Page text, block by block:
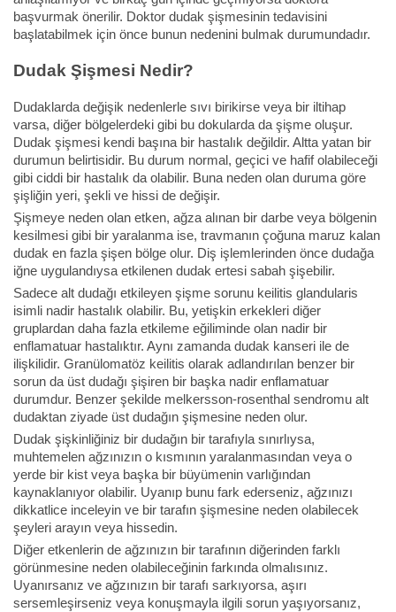
başvurmak önerilir. Doktor dudak şişmesinin tedavisini
başlatabilmek için önce bunun nedenini bulmak durumundadır.
Dudak Şişmesi Nedir?
Dudaklarda değişik nedenlerle sıvı birikirse veya bir iltihap
varsa, diğer bölgelerdeki gibi bu dokularda da şişme oluşur.
Dudak şişmesi kendi başına bir hastalık değildir. Altta yatan bir
durumun belirtisidir. Bu durum normal, geçici ve hafif olabileceği
gibi ciddi bir hastalık da olabilir. Buna neden olan duruma göre
şişliğin yeri, şekli ve hissi de değişir.
Şişmeye neden olan etken, ağza alınan bir darbe veya bölgenin
kesilmesi gibi bir yaralanma ise, travmanın çoğuna maruz kalan
dudak en fazla şişen bölge olur. Diş işlemlerinden önce dudağa
iğne uygulandıysa etkilenen dudak ertesi sabah şişebilir.
Sadece alt dudağı etkileyen şişme sorunu keilitis glandularis
isimli nadir hastalık olabilir. Bu, yetişkin erkekleri diğer
gruplardan daha fazla etkileme eğiliminde olan nadir bir
enflamatuar hastalıktır. Aynı zamanda dudak kanseri ile de
ilişkilidir. Granülomatöz keilitis olarak adlandırılan benzer bir
sorun da üst dudağı şişiren bir başka nadir enflamatuar
durumdur. Benzer şekilde melkersson-rosenthal sendromu alt
dudaktan ziyade üst dudağın şişmesine neden olur.
Dudak şişkinliğiniz bir dudağın bir tarafıyla sınırlıysa,
muhtemelen ağzınızın o kısmının yaralanmasından veya o
yerde bir kist veya başka bir büyümenin varlığından
kaynaklanıyor olabilir. Uyanıp bunu fark ederseniz, ağzınızı
dikkatlice inceleyin ve bir tarafın şişmesine neden olabilecek
şeyleri arayın veya hissedin.
Diğer etkenlerin de ağzınızın bir tarafının diğerinden farklı
görünmesine neden olabileceğinin farkında olmalısınız.
Uyanırsanız ve ağzınızın bir tarafı sarkıyorsa, aşırı
sersemleşirseniz veya konuşmayla ilgili sorun yaşıyorsanız,